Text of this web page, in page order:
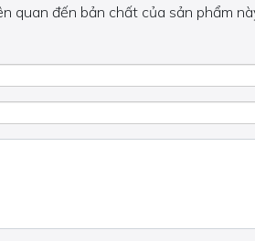
quan đến bản chất của sản phẩm
đặt câu hỏi của bạn ở đây mà